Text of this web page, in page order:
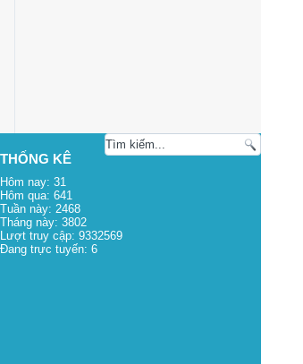
THỐNG KÊ
Hôm nay: 31
Hôm qua: 641
Tuần này: 2468
Tháng này: 3802
Lượt truy cập: 9332569
Đang trực tuyến: 6